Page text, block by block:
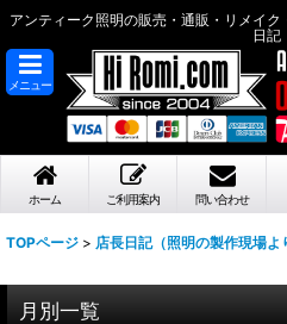
アンティーク照明の販売・通販・リメイ
日記
メニュー
ホーム ご利用案内 問い合わせ
TOPページ > 店長日記（照明の製作現場よ
月別一覧